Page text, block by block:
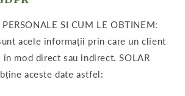
SI CUM LE OBTINEM:
acele informații prin care un client
mod direct sau indirect. SOLAR
aceste date astfel: